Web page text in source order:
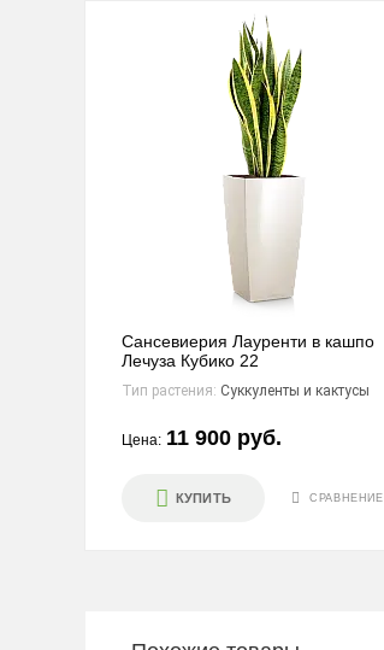
Сансевиерия Лауренти в кашпо
Лечуза Кубико 22
Тип растения: Суккуленты и кактусы
Цена: 11 900 руб.
КУПИТЬ СРАВНЕНИЕ